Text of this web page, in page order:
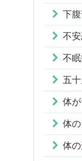
下
不
不
五
体
体
体